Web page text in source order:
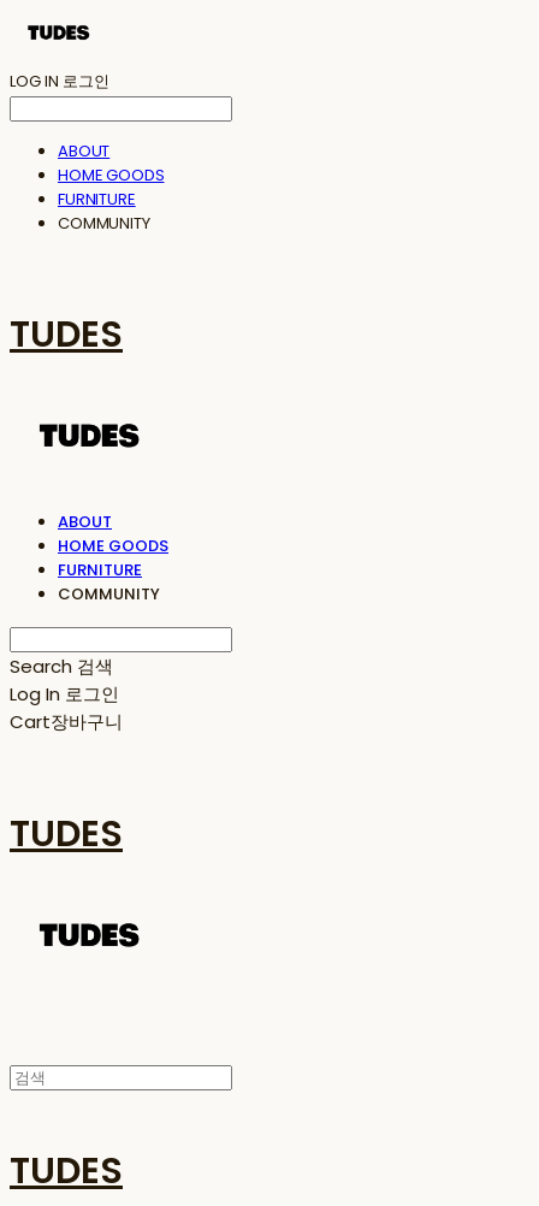
LOG IN 로그인
ABOUT
HOME GOODS
FURNITURE
COMMUNITY
TUDES
ABOUT
HOME GOODS
FURNITURE
COMMUNITY
Search 검색
Log In 로그인
Cart장바구니
TUDES
TUDES